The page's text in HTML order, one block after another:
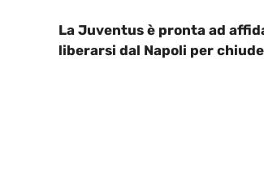
La Juventus è pronta ad
liberarsi dal Napoli per